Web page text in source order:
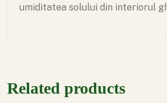
umiditatea solului din interiorul
Related products